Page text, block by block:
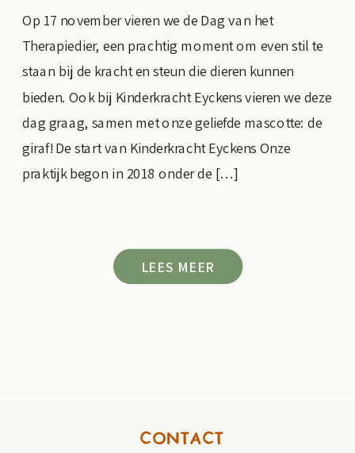
Op 17 november vieren we de Dag van het
Therapiedier, een prachtig moment om even stil te
staan bij de kracht en steun die dieren kunnen
bieden. Ook bij Kinderkracht Eyckens vieren we deze
dag graag, samen met onze geliefde mascotte: de
giraf! De start van Kinderkracht Eyckens Onze
praktijk begon in 2018 onder de […]
LEES MEER
CONTACT